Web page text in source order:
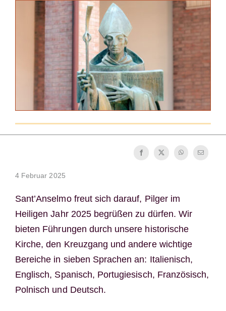
Die Medaille des Heiligen Benedikt
OSB.org Archiv
4 Februar 2025
Sant’Anselmo freut sich darauf, Pilger im
Heiligen Jahr 2025 begrüßen zu dürfen. Wir
bieten Führungen durch unsere historische
Kirche, den Kreuzgang und andere wichtige
Bereiche in sieben Sprachen an: Italienisch,
Englisch, Spanisch, Portugiesisch, Französisch,
Polnisch und Deutsch.